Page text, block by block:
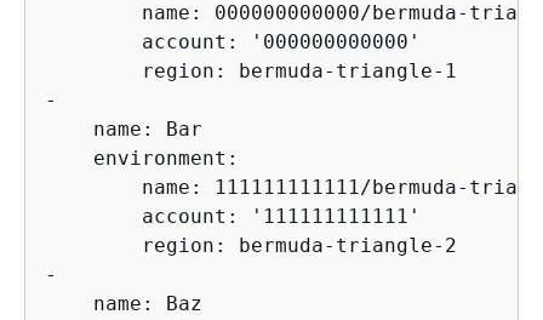
name: 000000000000/bermuda-
        account: '000000000000'
        region: bermuda-triangle-1
-
    name: Bar
    environment:
name: 111111111111/bermuda-
        account: '111111111111'
        region: bermuda-triangle-2
-
    name: Baz